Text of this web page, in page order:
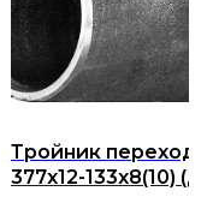
Тройник
377х12-133х8(10) (Ду